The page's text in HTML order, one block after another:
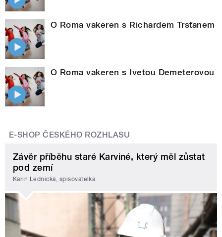
O Roma vakeren s Richardem Trsťanem
O Roma vakeren s Ivetou Demeterovou
E-SHOP ČESKÉHO ROZHLASU
Závěr příběhu staré Karviné, který měl zůstat
pod zemí
Karin Lednická, spisovatelka